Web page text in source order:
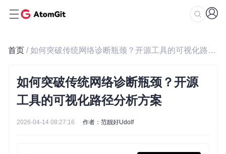
首页 / 如何突破传统网络诊断瓶颈？开源工具的可视化路径分析方案
如何突破传统网络诊断瓶颈？开源
工具的可视化路径分析方案
2026-04-14 08:27:16 作者：范靓好Udolf